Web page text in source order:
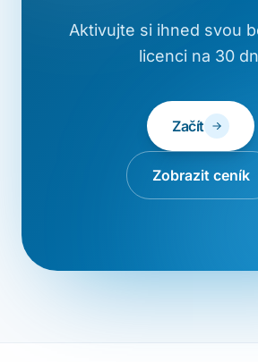
Aktivujte si ihned svou
licenci na 30
Začít
Zobrazit ceník